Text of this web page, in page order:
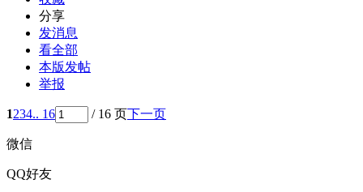
分享
发消息
看全部
本版发帖
举报
1234.. 16 / 16 页下一页
微信
QQ好友